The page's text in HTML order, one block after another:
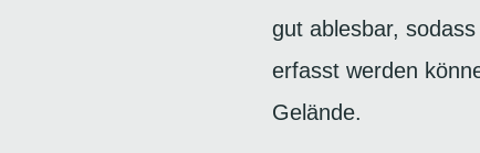
gut ablesbar,
erfasst werden
Gelände.